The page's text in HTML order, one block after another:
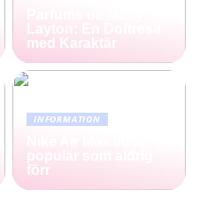
med Karaktär
INFORMATION
förr